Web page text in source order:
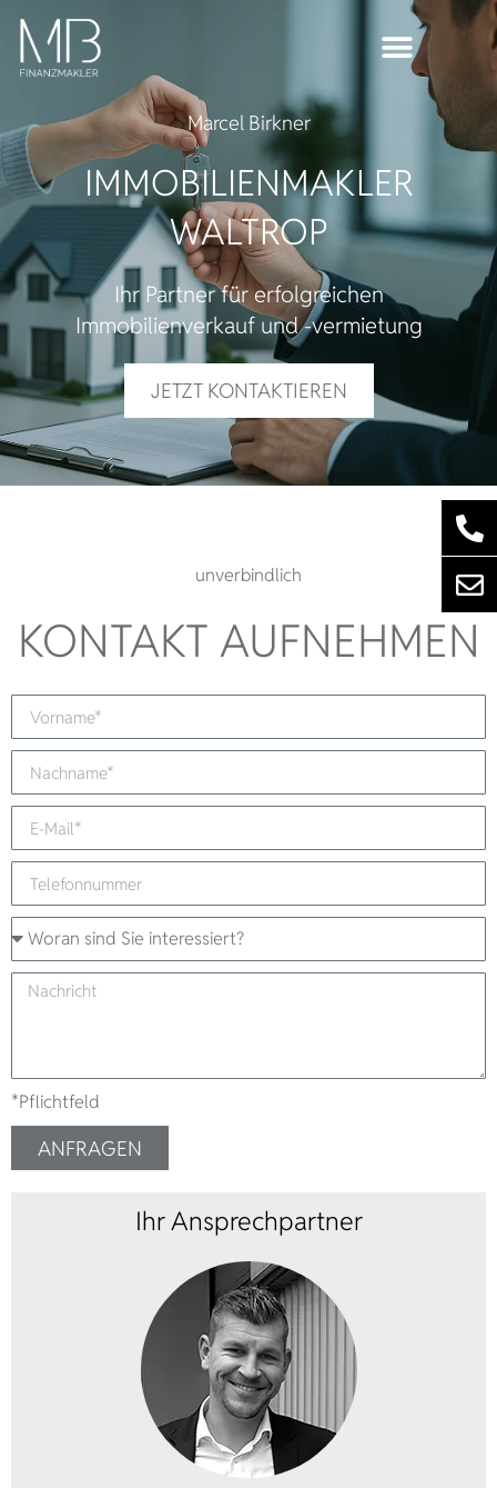
Marcel Birkner
IMMOBILIEN­MAKLER
WALTROP
Ihr Partner für erfolgreichen
Immobilienverkauf und -vermietung
JETZT KONTAKTIEREN
unverbindlich
KONTAKT AUFNEHMEN
*Pflichtfeld
ANFRAGEN
Ihr Ansprechpartner